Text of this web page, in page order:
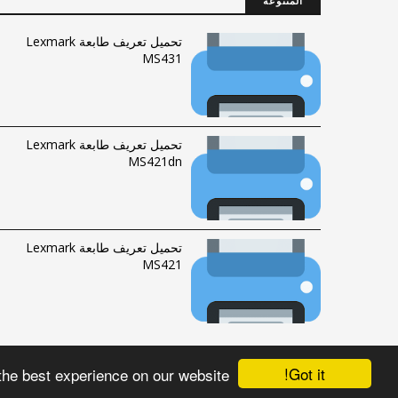
Got it!
best experience on our website
تحميل تعريف طابعة Lexmark
MS431
تحميل تعريف طابعة Lexmark
MS421dn
تحميل تعريف طابعة Lexmark
MS421
الحقوق محفوظة © 2016-2023 | فهرس الموقع|راسلناFawrytech